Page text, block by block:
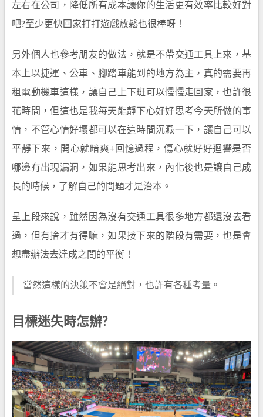
左右在公司，降低所有成本讓你的生活更有效率比較好對
吧?至少更快回家打打遊戲放鬆也很棒呀！
另外個人也參考朋友的做法，就是不帶交通工具上來，基
本上以捷運、公車、腳踏車能到的地方為主，真的需要再
租電動機車這樣，讓自己上下班可以慢慢走回家，也許很
花時間，但這也是我每天能靜下心好好思考今天所做的事
情，不管心情好壞都可以在這時間沉澱一下，讓自己可以
平靜下來，開心就暗爽+回憶過程，傷心就好好迴響是否
哪邊有出現漏洞，如果能思考出來，內化後也是讓自己成
長的時候，了解自己的問題才是治本。
呈上段來說，雖然因為沒有交通工具很多地方都還沒去看
過，但有捨才有得嘛，如果接下來的階段有需要，也是會
想盡辦法去達成之間的平衡！
當然這樣的決策不會是絕對，也許有各種考量。
目標迷失時怎辦?